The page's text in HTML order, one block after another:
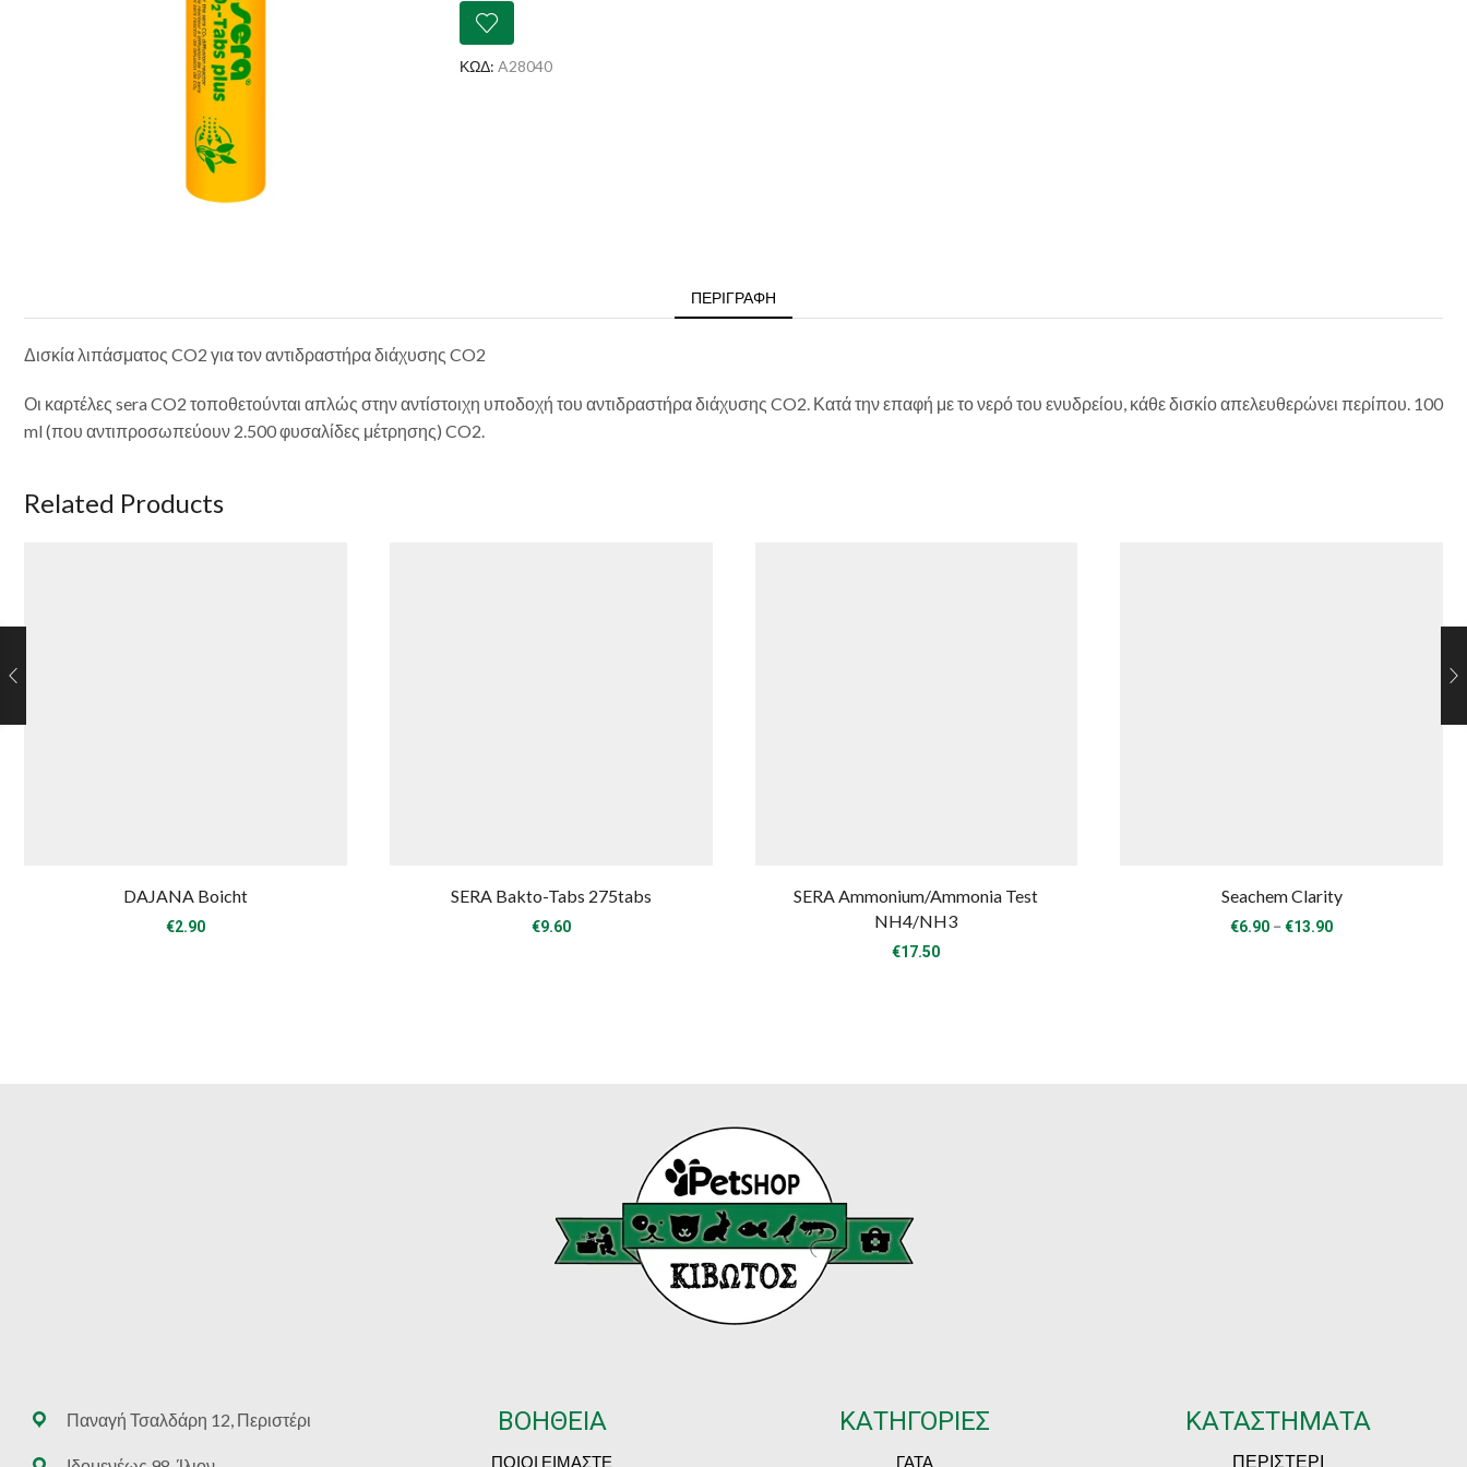
Plus
ποσότητα
ΚΩΔ: A28040
ΠΕΡΙΓΡΑΦΉ
Δισκία λιπάσματος CO2 για τον αντιδραστήρα διάχυσης CO2
Οι καρτέλες sera CO2 τοποθετούνται απλώς στην αντίστοιχη υποδοχή του αντιδραστήρα διάχυσης CO2. Κατά την επαφή με το νερό του ενυδρείου, κάθε δισκίο απελευθερώνει περίπου. 100
ml (που αντιπροσωπεύουν 2.500 φυσαλίδες μέτρησης) CO2.
Related Products
DAJANA Boicht
€2.90
SERA Bakto-Tabs 275tabs
€9.60
SERA Ammonium/Ammonia Test
NH4/NH3
€17.50
Seachem Clarity
€6.90 –€13.90Price
Παναγή Τσαλδάρη 12, Περιστέρι ΒΟΗΘΕΙΑ
ΠΟΙΟΙ ΕΙΜΑΣΤΕ
ΚΑΤΗΓΟΡΙΕΣ
ΓΑΤΑ
ΚΑΤΑΣΤΗΜΑΤΑ
ΠΕΡΙΣΤΕΡΙ